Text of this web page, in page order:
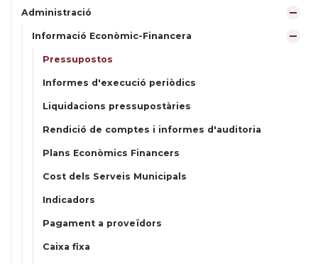
Administració
Informació Econòmic-Financera
Pressupostos
Informes d'execució periòdics
Liquidacions pressupostàries
Rendició de comptes i informes d'auditoria
Plans Econòmics Financers
Cost dels Serveis Municipals
Indicadors
Pagament a proveïdors
Caixa fixa